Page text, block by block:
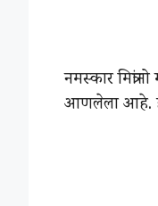
नमस्कार
आणलेला आहे. हा